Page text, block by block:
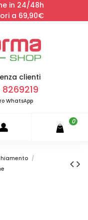
in 24/48h
a 69,90€
clienti
WhatsApp
0